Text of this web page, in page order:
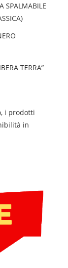
SPALMABILE
TERRA”
i prodotti
in